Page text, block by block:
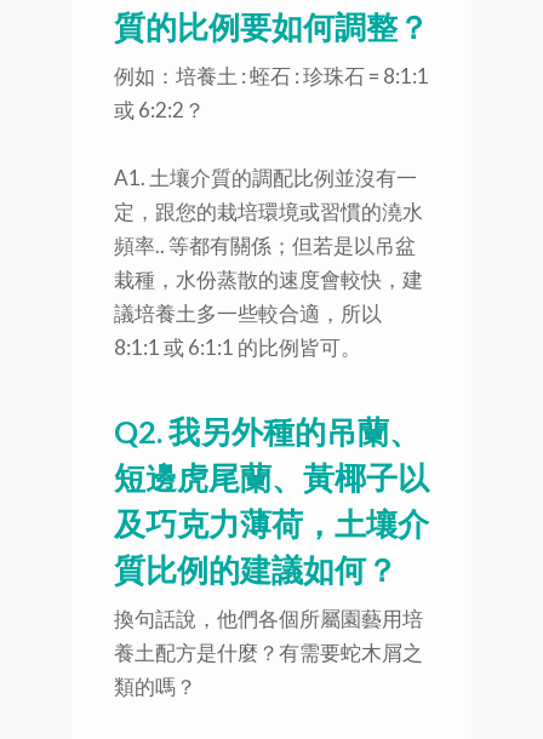
質的比例要如何調整？
例如：培養土 : 蛭石 : 珍珠石 = 8:1:1
或 6:2:2？
A1. 土壤介質的調配比例並沒有一
定，跟您的栽培環境或習慣的澆水
頻率.. 等都有關係；但若是以吊盆
栽種，水份蒸散的速度會較快，建
議培養土多一些較合適，所以
8:1:1 或 6:1:1 的比例皆可。
Q2. 我另外種的吊蘭、
短邊虎尾蘭、黃椰子以
及巧克力薄荷，土壤介
質比例的建議如何？
換句話說，他們各個所屬園藝用培
養土配方是什麼？有需要蛇木屑之
類的嗎？